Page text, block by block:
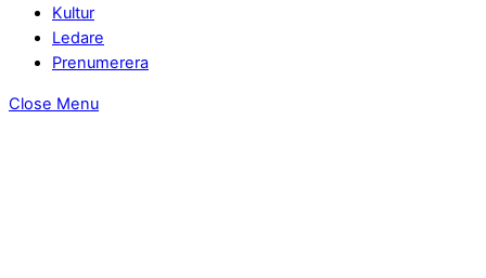
Kultur
Ledare
Prenumerera
Close Menu